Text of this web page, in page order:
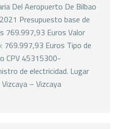
Del Aeropuerto De Bilbao
Presupuesto base de
769.997,93 Euros Valor
Euros Tipo de
CPV 45315300-
de electricidad. Lugar
– Vizcaya